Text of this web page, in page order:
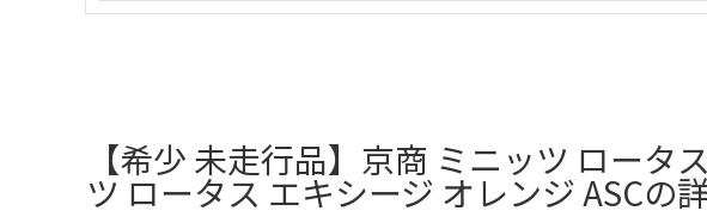
【希少 未走行品】京商 ミニッツ ロータ
ツ ロータス エキシージ オレンジ ASCの